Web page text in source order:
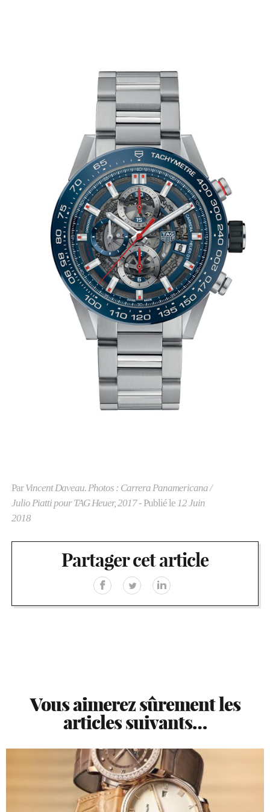
ParVincent Daveau. Photos : Carrera Panamericana /
Julio Piatti pour TAG Heuer, 2017- Publié le 12 Juin
2018
Partager cet article
Vous aimerez sûrement les
articles suivants…